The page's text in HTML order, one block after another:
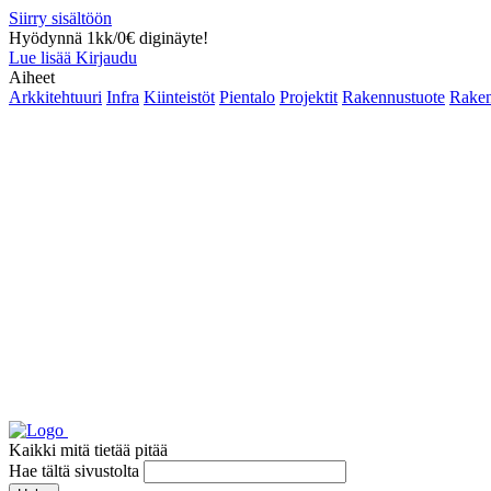
Siirry sisältöön
Hyödynnä 1kk/0€ diginäyte!
Lue lisää Kirjaudu
Aiheet
Arkkitehtuuri Infra Kiinteistöt Pientalo Projektit Rakennustuote
Kaikki mitä tietää pitää
Hae tältä sivustolta